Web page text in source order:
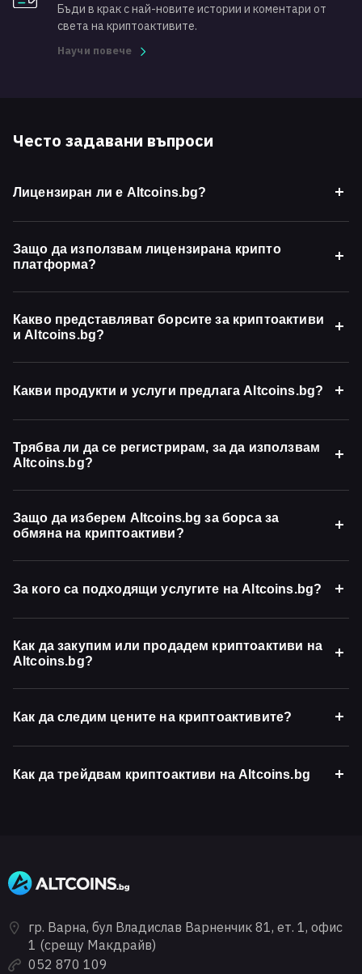
Бъди в крак с най-новите истории и коментари от
света на криптоактивите.
Научи повече
Често задавани въпроси
Лицензиран ли е Altcoins.bg?
Защо да използвам лицензирана крипто
платформа?
Какво представляват борсите за криптоактиви
и Altcoins.bg?
Какви продукти и услуги предлага Altcoins.bg?
Трябва ли да се регистрирам, за да използвам
Altcoins.bg?
Защо да изберем Altcoins.bg за борса за
обмяна на криптоактиви?
За кого са подходящи услугите на Altcoins.bg?
Как да закупим или продадем криптоактиви на
Altcoins.bg?
Как да следим цените на криптоактивите?
Как да трейдвам криптоактиви на Altcoins.bg
гр. Варна, бул Владислав Варненчик 81, ет. 1, офис
1 (срещу Макдрайв)
052 870 109